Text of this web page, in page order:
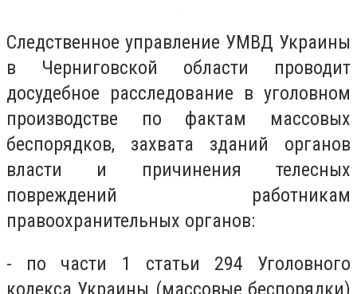
Следственное управление УМВД Украины
в Черниговской области проводит
досудебное расследование в уголовном
производстве по фактам массовых
беспорядков, захвата зданий органов
власти и причинения телесных
повреждений работникам
правоохранительных органов:
- по части 1 статьи 294 Уголовного
кодекса Украины (массовые беспорядки)